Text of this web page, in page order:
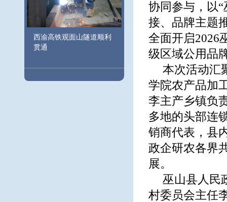
西渝高铁观面山隧道顺利
贯通
协同参与，以
接、品牌主题
全面开启2026
级区域公用品
本次活动汇
学院农产品加
李主产乡镇负
多地的头部连
销商代表，县
政企研农各界
展。
巫山县人民
村委员会主任